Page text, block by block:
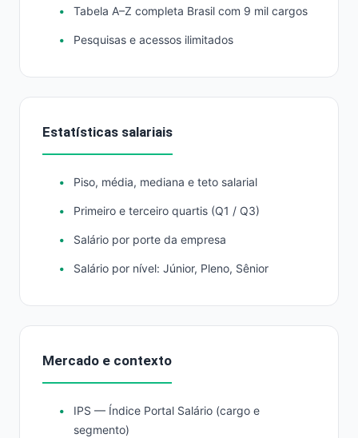
Tabela A–Z completa Brasil com 9 mil cargos
Pesquisas e acessos ilimitados
Estatísticas salariais
Piso, média, mediana e teto salarial
Primeiro e terceiro quartis (Q1 / Q3)
Salário por porte da empresa
Salário por nível: Júnior, Pleno, Sênior
Mercado e contexto
IPS — Índice Portal Salário (cargo e
segmento)